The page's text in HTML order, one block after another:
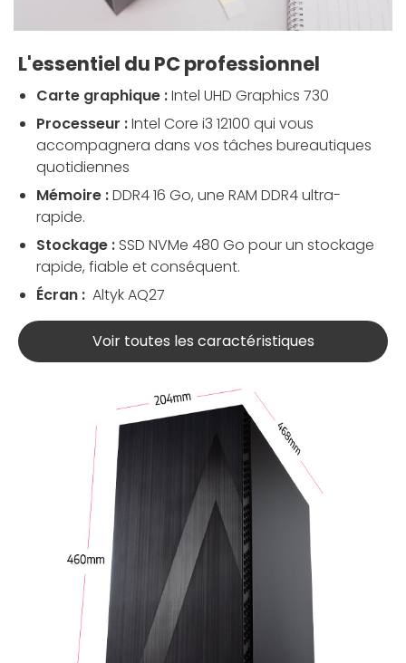
L'essentiel du PC professionnel
Carte graphique :Intel UHD Graphics 730
Processeur :Intel Core i3 12100 qui vous
accompagnera dans vos tâches bureautiques
quotidiennes
Mémoire :DDR4 16 Go, une RAM DDR4 ultra-
rapide.
Stockage : SSD NVMe 480 Go pour un stockage
rapide, fiable et conséquent.
Écran : Altyk AQ27
Voir toutes les caractéristiques